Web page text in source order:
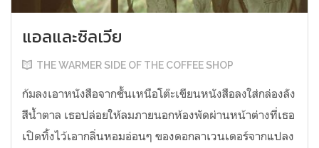
แอลและซิลเวีย
THE WARMER SIDE OF THE COFFEE SHOP
ก้มลงเอาหนังสือจากชั้นเหนือโต๊ะเขียนหนังสือลงใส่กล่องลัง
สีน้ำตาล เธอปล่อยให้ลมภายนอกห้องพัดผ่านหน้าต่างที่เธอ
เปิดทิ้งไว้เอากลิ่นหอมอ่อนๆ ของดอกลาเวนเดอร์จากแปลง